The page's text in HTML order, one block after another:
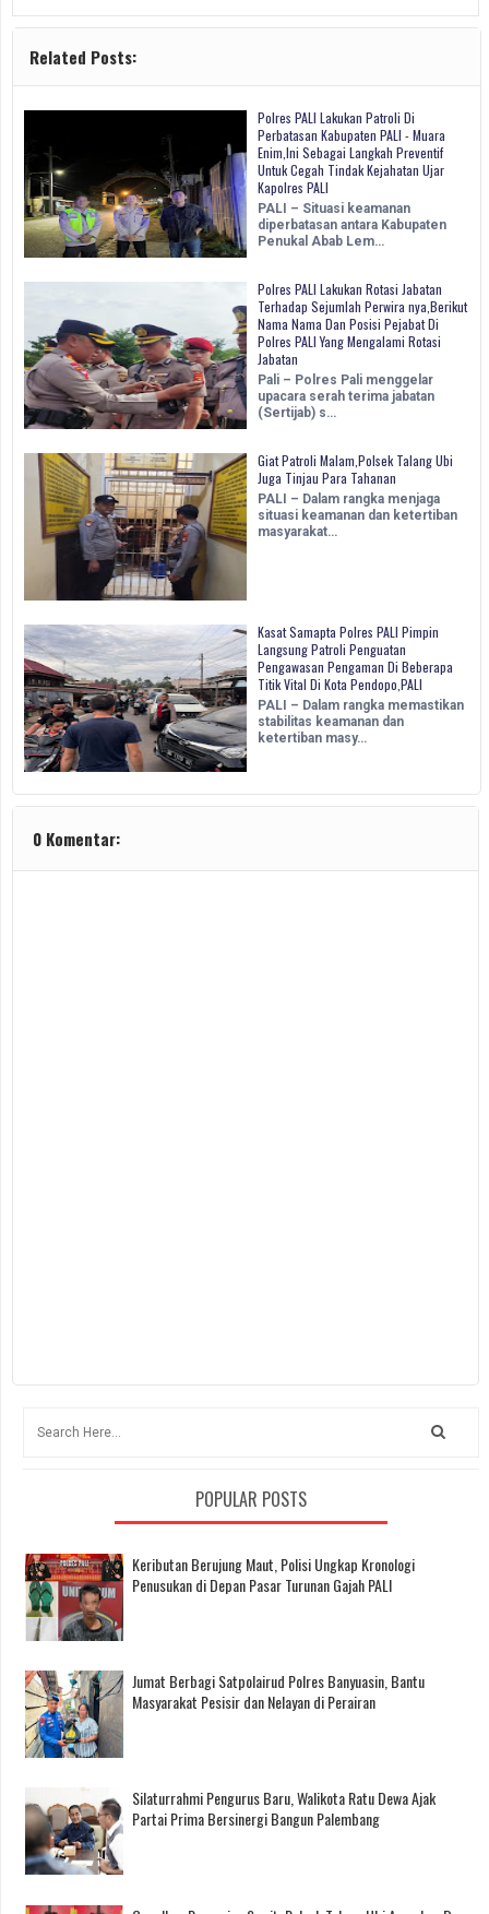
Related Posts:
Polres PALI Lakukan Patroli Di
Perbatasan Kabupaten PALI - Muara
Enim,Ini Sebagai Langkah Preventif
Untuk Cegah Tindak Kejahatan Ujar
Kapolres PALI
PALI – Situasi keamanan
diperbatasan antara Kabupaten
Penukal Abab Lem…
Polres PALI Lakukan Rotasi Jabatan
Terhadap Sejumlah Perwira nya,Berikut
Nama Nama Dan Posisi Pejabat Di
Polres PALI Yang Mengalami Rotasi
Jabatan
Pali – Polres Pali menggelar
upacara serah terima jabatan
(Sertijab) s…
Giat Patroli Malam,Polsek Talang Ubi
Juga Tinjau Para Tahanan
PALI – Dalam rangka menjaga
situasi keamanan dan ketertiban
masyarakat…
Kasat Samapta Polres PALI Pimpin
Langsung Patroli Penguatan
Pengawasan Pengaman Di Beberapa
Titik Vital Di Kota Pendopo,PALI
PALI – Dalam rangka memastikan
stabilitas keamanan dan
ketertiban masy…
0 Komentar:
POPULAR POSTS
Keributan Berujung Maut, Polisi Ungkap Kronologi
Penusukan di Depan Pasar Turunan Gajah PALI
Jumat Berbagi Satpolairud Polres Banyuasin, Bantu
Masyarakat Pesisir dan Nelayan di Perairan
Silaturrahmi Pengurus Baru, Walikota Ratu Dewa Ajak
Partai Prima Bersinergi Bangun Palembang